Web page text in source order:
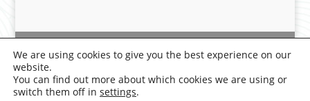
Deontology | Legal Notice
|
We are using cookies to give you the best experience on our
website.
You can find out more about which cookies we are using or
switch them off in settings.